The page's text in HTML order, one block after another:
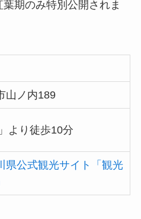
期のみ特別公開されま
山ノ内189
より徒歩10分
県公式観光サイト「観光